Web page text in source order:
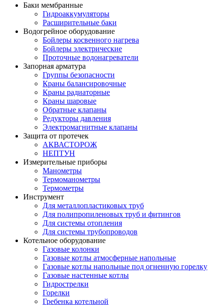
Баки мембранные
Гидроаккумуляторы
Расширительные баки
Водогрейное оборудование
Бойлеры косвенного нагрева
Бойлеры электрические
Проточные водонагреватели
Запорная арматура
Группы безопасности
Краны балансировочные
Краны радиаторные
Краны шаровые
Обратные клапаны
Редукторы давления
Электромагнитные клапаны
Защита от протечек
АКВАСТОРОЖ
НЕПТУН
Измерительные приборы
Манометры
Термоманометры
Термометры
Инструмент
Для металлопластиковых труб
Для полипропиленовых труб и фитингов
Для системы отопления
Для системы трубопроводов
Котельное оборудование
Газовые колонки
Газовые котлы атмосферные напольные
Газовые котлы напольные под огненную горелку
Газовые настенные котлы
Гидрострелки
Горелки
Гребенка котельной